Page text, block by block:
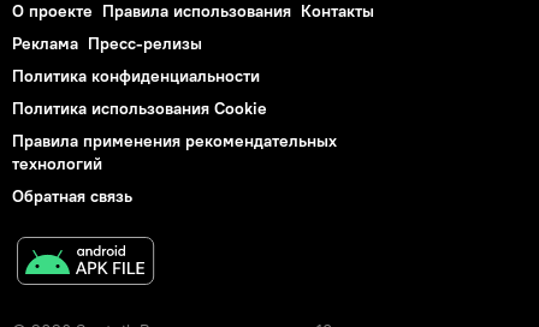
О проекте Правила использования Контакты
Реклама Пресс-релизы
Политика конфиденциальности
Политика использования Cookie
Правила применения рекомендательных
технологий
Обратная связь